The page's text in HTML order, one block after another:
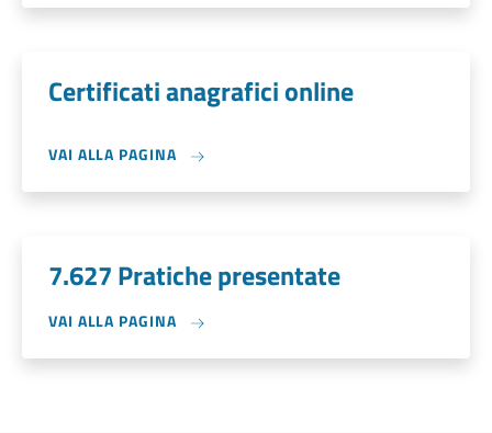
Certificati anagrafici online
VAI ALLA PAGINA
7.627 Pratiche presentate
VAI ALLA PAGINA